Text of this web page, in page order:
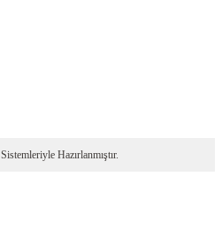
Sistemleriyle Hazırlanmıştır.